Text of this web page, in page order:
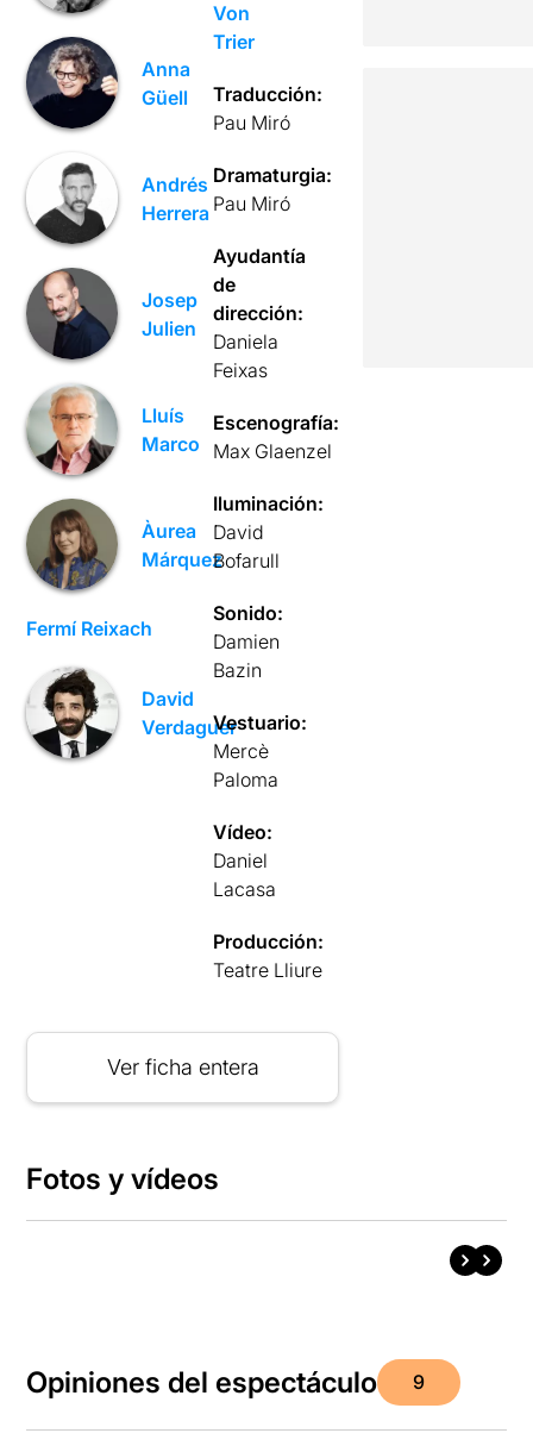
Anna
Güell
Andrés
Herrera
Josep
Julien
Lluís
Marco
Àurea
Márquez
Fermí Reixach
David
Verdaguer
Von
Trier
Traducción:
Pau Miró
Dramaturgia:
Pau Miró
Ayudantía
de
dirección:
Daniela
Feixas
Escenografía:
Max Glaenzel
Iluminación:
David
Bofarull
Sonido:
Damien
Bazin
Vestuario:
Mercè
Paloma
Vídeo:
Daniel
Lacasa
Producción:
Teatre Lliure
Ver ficha entera
Fotos y vídeos
Opiniones del espectáculo 9